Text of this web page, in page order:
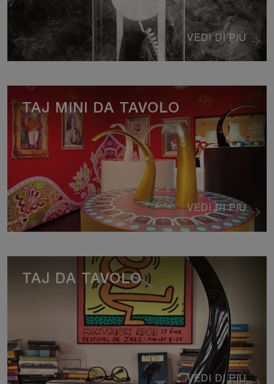
VEDI DI PIÙ
VEDI DI PIÙ
TAJ MINI DA TAVOLO
VEDI DI PIÙ
TAJ DA TAVOLO